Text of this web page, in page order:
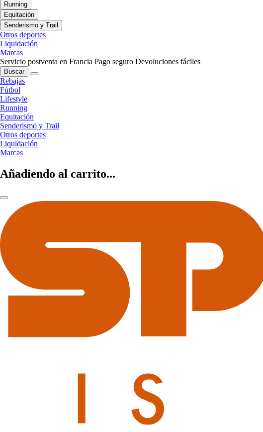
Running
Equitación
Senderismo y Trail
Otros deportes
Liquidación
Marcas
Servicio postventa en Francia Pago seguro Devoluciones fáciles
Buscar
Rebajas
Fútbol
Lifestyle
Running
Equitación
Senderismo y Trail
Otros deportes
Liquidación
Marcas
Añadiendo al carrito...